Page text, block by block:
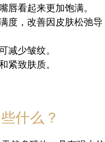
唇看起来更加饱满。
度，改善因皮肤松弛导
减少皱纹。
紧致肤质。
什么？